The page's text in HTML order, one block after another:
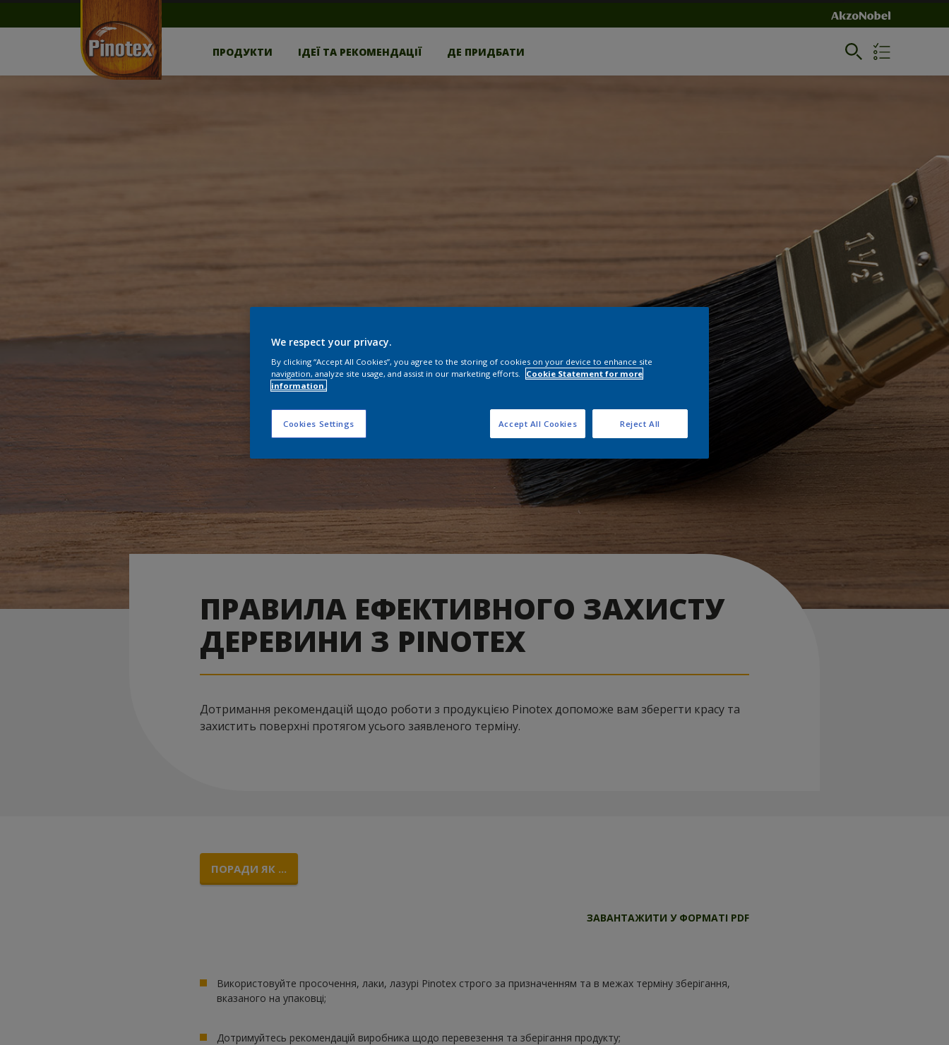
ПРОДУКТИ ІДЕЇ ТА РЕКОМЕНДАЦІЇ ДЕ ПРИДБАТИ
ПРАВИЛА ЕФЕКТИВНОГО ЗАХИСТУ
ДЕРЕВИНИ З PINOTEX
Дотримання рекомендацій щодо роботи з продукцією Pinotex допоможе вам зберегти красу та
захистить поверхні протягом усього заявленого терміну.
ПОРАДИ ЯК ...
ЗАВАНТАЖИТИ У ФОРМАТІ PDF
Використовуйте просочення, лаки, лазурі Pinotex строго за призначенням та в межах терміну зберігання,
вказаного на упаковці;
Дотримуйтесь рекомендацій виробника щодо перевезення та зберігання продукту;
We respect your privacy.
By clicking “Accept All Cookies”, you agree to the storing of cookies on your device to enhance site
navigation, analyze site usage, and assist in our marketing efforts.
Cookie Statement for more
information.
Cookies Settings Reject All
Accept All Cookies